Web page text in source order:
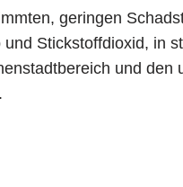
geringen
Stickstoffdioxid, in
und den